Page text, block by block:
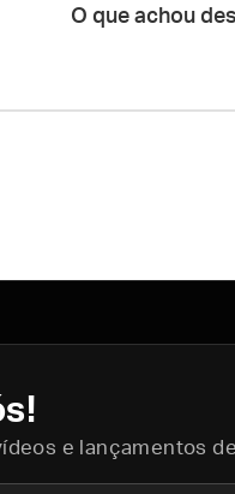
O que achou
e lançamentos